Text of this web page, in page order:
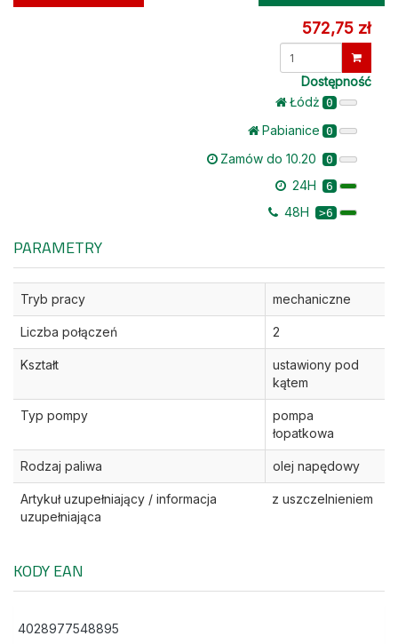
572,75 zł
Dostępność
Łódż 0
Pabianice 0
Zamów do 10.20 0
24H 6
48H >6
PARAMETRY
Tryb pracy mechaniczne
Liczba połączeń 2
Kształt
ustawiony pod
kątem
Typ pompy
pompa
łopatkowa
Rodzaj paliwa olej napędowy
Artykuł uzupełniający / informacja
uzupełniająca
z uszczelnieniem
KODY EAN
4028977548895